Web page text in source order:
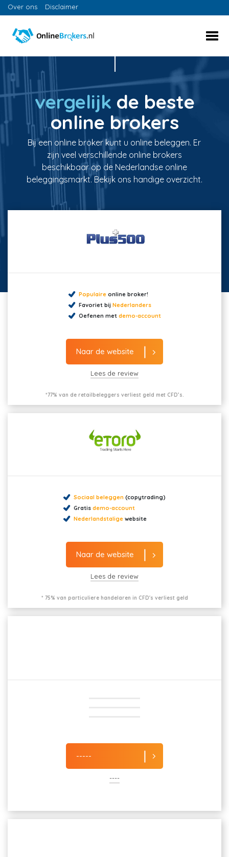
Over ons Disclaimer
vergelijk de beste
online brokers
Bij een online broker kunt u online beleggen. Er
zijn veel verschillende online brokers
beschikbaar op de Nederlandse online
beleggingsmarkt. Bekijk ons handige overzicht.
Populaireonline broker!
Favoriet bij Nederlanders
Oefenen met demo-account
Naar de website
Lees de review
*77% van de retailbeleggers verliest geld met CFD’s.
Sociaal beleggen (copytrading)
Gratis demo-account
Nederlandstalige website
Naar de website
Lees de review
* 75% van particuliere handelaren in CFD's verliest geld
-----
----